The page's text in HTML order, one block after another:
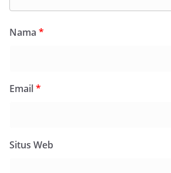
Nama *
Email*
Situs Web